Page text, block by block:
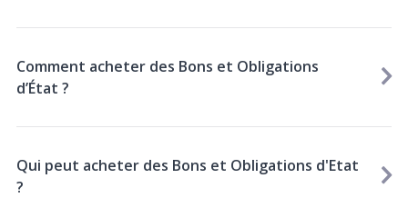
Comment acheter des Bons et Obligations
d’État ?
Qui peut acheter des Bons et Obligations d'Etat
?